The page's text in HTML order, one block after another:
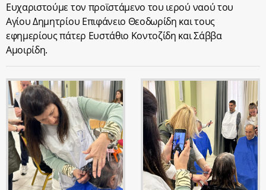
Ευχαριστούμε τον προϊστάμενο του ιερού ναού του
Αγίου Δημητρίου Επιφάνειο Θεοδωρίδη και τους
εφημερίους πάτερ Ευστάθιο Κοντοζίδη και Σάββα
Αμοιρίδη.